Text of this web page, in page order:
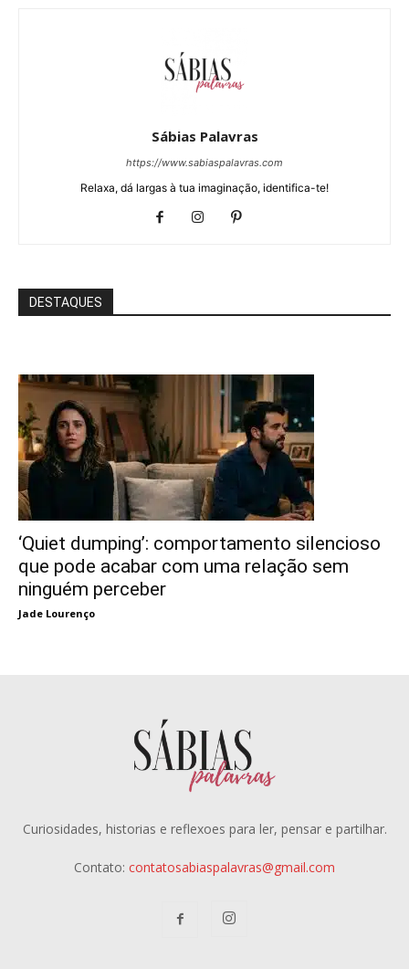
Sábias Palavras
https://www.sabiaspalavras.com
Relaxa, dá largas à tua imaginação, identifica-te!
DESTAQUES
‘Quiet dumping’: comportamento silencioso
que pode acabar com uma relação sem
ninguém perceber
Jade Lourenço
Curiosidades, historias e reflexoes para ler, pensar e partilhar.
Contato: contatosabiaspalavras@gmail.com